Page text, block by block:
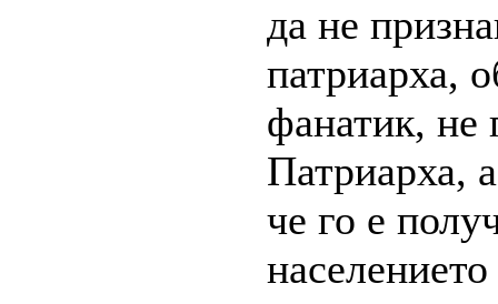
да не
патриарха,
фанатик, не
Патриарха,
че го е